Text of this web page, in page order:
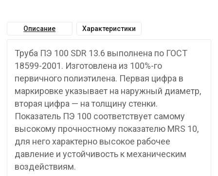
Описание Характеристики
Труба ПЭ 100 SDR 13.6 выполнена по ГОСТ
18599-2001. Изготовлена из 100%-го
первичного полиэтилена. Первая цифра в
маркировке указывает на наружный диаметр,
вторая цифра — на толщину стенки.
Показатель ПЭ 100 соответствует самому
высокому прочностному показателю MRS 10,
для него характерно высокое рабочее
давление и устойчивость к механическим
воздействиям.